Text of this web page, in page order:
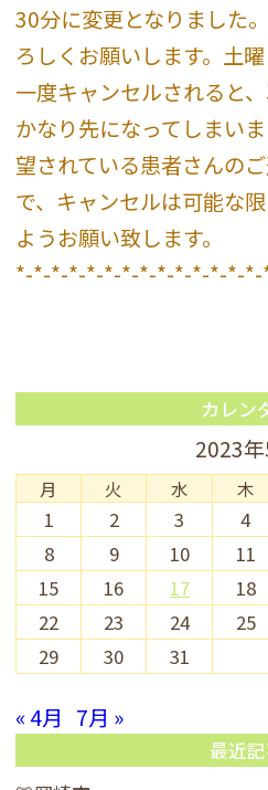
30分に変更となりました
ろしくお願いします。土
一度キャンセルされると
かなり先になってしまい
望されている患者さんの
で、キャンセルは可能な
ようお願い致します。
*-*-*-*-*-*-*-*-*-*-*-*-*-
カレン
2023
月 火 水 木
1 2 3 4
8
9 10 11
15
16 17 18
22
23 24 25
29
30 31
« 4月 7月 »
最近